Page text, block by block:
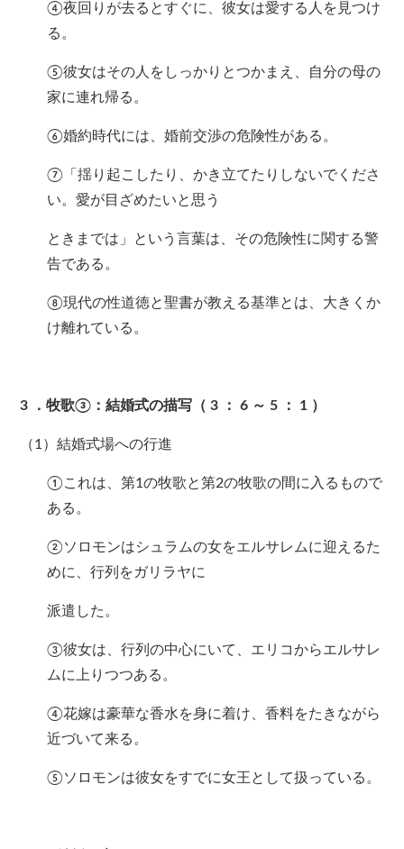
④夜回りが去るとすぐに、彼女は愛する人を見つけ
る。
⑤彼女はその人をしっかりとつかまえ、自分の母の
家に連れ帰る。
⑥婚約時代には、婚前交渉の危険性がある。
⑦「揺り起こしたり、かき立てたりしないでくださ
い。愛が目ざめたいと思う
ときまでは」という言葉は、その危険性に関する警
告である。
⑧現代の性道徳と聖書が教える基準とは、大きくか
け離れている。
3 ．牧歌③：結婚式の描写（ 3 ： 6 ～ 5 ： 1 ）
（1）結婚式場への行進
①これは、第1の牧歌と第2の牧歌の間に入るもので
ある。
②ソロモンはシュラムの女をエルサレムに迎えるた
めに、行列をガリラヤに
派遣した。
③彼女は、行列の中心にいて、エリコからエルサレ
ムに上りつつある。
④花嫁は豪華な香水を身に着け、香料をたきながら
近づいて来る。
⑤ソロモンは彼女をすでに女王として扱っている。